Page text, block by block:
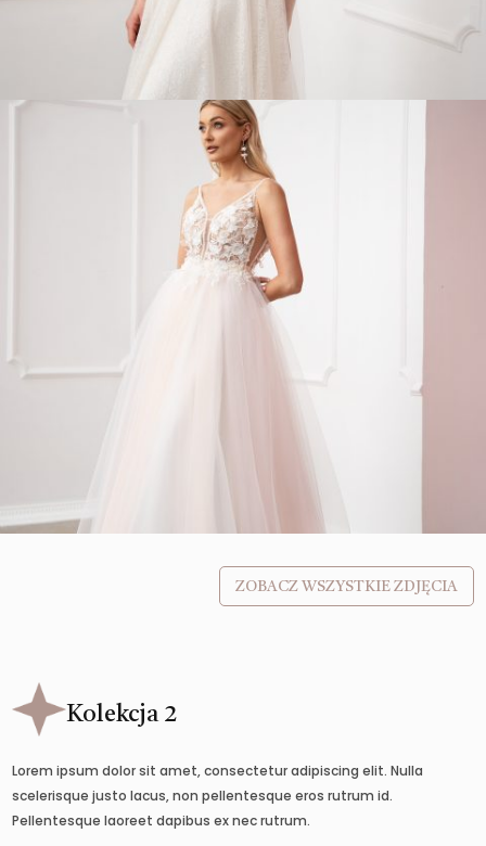
ZOBACZ WSZYSTKIE ZDJĘCIA
Kolekcja 2
Lorem ipsum dolor sit amet, consectetur adipiscing elit. Nulla
scelerisque justo lacus, non pellentesque eros rutrum id.
Pellentesque laoreet dapibus ex nec rutrum.